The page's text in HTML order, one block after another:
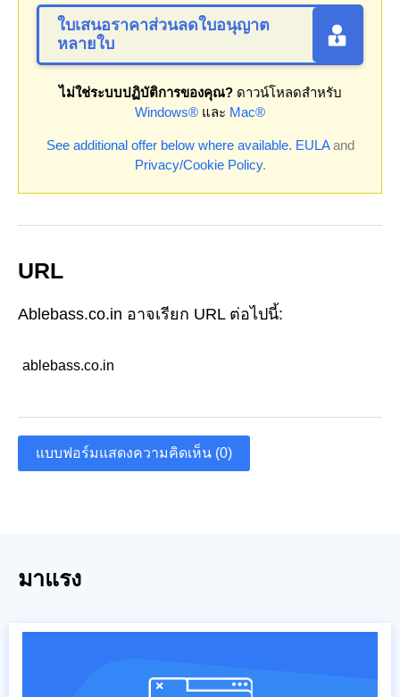
ใบเสนอราคาส่วนลดใบอนุญาต
หลายใบ
ไม่ใช่ระบบปฏิบัติการของคุณ?ดาวน์โหลดสำหรับ
Windows® และ Mac®
See additional offer below where available. EULAand
Privacy/Cookie Policy.
URL
Ablebass.co.in อาจเรียก URL ต่อไปนี้:
ablebass.co.in
แบบฟอร์มแสดงความคิดเห็น (0)
มาแรง